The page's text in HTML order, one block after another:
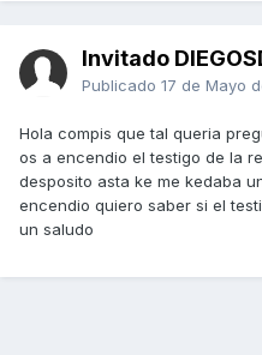
Invitado
Publicado 17 de Mayo
Hola compis que tal queria
os a encendio el testigo de la
desposito asta ke me kedaba
encendio quiero saber si el
un saludo